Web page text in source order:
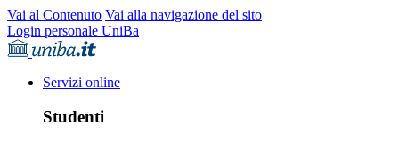
Vai al Contenuto Vai alla navigazione del sito
Login personale UniBa
Servizi online
Studenti